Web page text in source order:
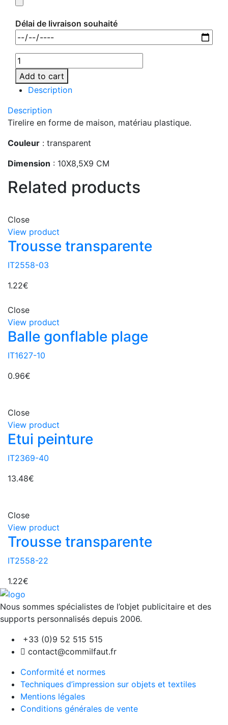
Délai de livraison souhaité
MO7242-
22
quantity
Add to cart
Description
Description
Tirelire en forme de maison, matériau plastique.
Couleur : transparent
Dimension : 10X8,5X9 CM
Related products
Close
View product
Trousse transparente
IT2558-03
1.22€
Close
View product
Balle gonflable plage
IT1627-10
0.96€
Close
View product
Etui peinture
IT2369-40
13.48€
Close
View product
Trousse transparente
IT2558-22
1.22€
Nous sommes spécialistes de l’objet publicitaire et des
supports personnalisés depuis 2006.
+33 (0)9 52 515 515
contact@commilfaut.fr
Conformité et normes
Techniques d’impression sur objets et textiles
Mentions légales
Conditions générales de vente